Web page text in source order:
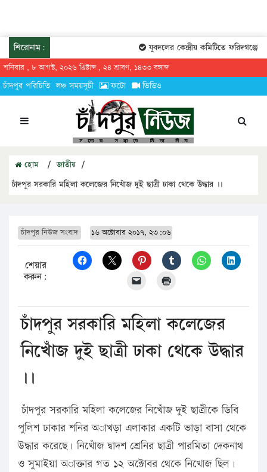
শিরোনাম: যুবদলের কেন্দ্রীয় কমিটিতে ফরিদগঞ্জের
শনিবার , ৮ আগস্ট, ২০২৬ খ্রিষ্টাব্দ , ২৪ শ্রাবণ, ১৪৩৩ বঙ্গাব্দ
চাঁদপুর পরিচিতি লঞ্চ সময়সূচী ফটো ভিডিও
হোম / জাতীয় /
চাঁদপুর সরকা‌রি ম‌হিলা ক‌লে‌জের নি‌খোঁজ দুই ছাত্রী ঢাকা থে‌কে উদ্ধার ।।
চাঁদপুর নিউজ সংবাদ ১৬ অক্টোবার ২০১৭, ২৩:০৬
শেয়ার
করুন:
চাঁদপুর সরকা‌রি ম‌হিলা ক‌লে‌জের
নি‌খোঁজ দুই ছাত্রী ঢাকা থে‌কে উদ্ধার
।।
চাঁদপুর সরকা‌রি ম‌হিলা ক‌লে‌জের নি‌খোঁজ দুই ছাত্রীকে ডি‌বি
পু‌লিশ ঢাকার শ‌নির অাখড়া এলাকার এক‌টি ভাড়া বাসা থে‌কে
উদ্ধার ক‌রে‌ছে। নি‌খোঁজ দ্বাদশ শ্রে‌নির ছাত্রী পারমিতা দেকনাথ
ও সুমাইয়া অাক্তার গত ১২ অ‌ক্টোবর থে‌কে নি‌খোজ ছিল।